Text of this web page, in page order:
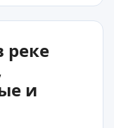
реке
и